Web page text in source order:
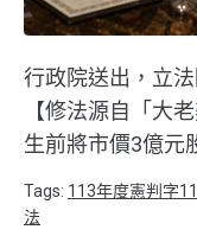
行政院送出，立
【修法源自「大
生前將市價3億元
Tags: 113年度憲判字
法